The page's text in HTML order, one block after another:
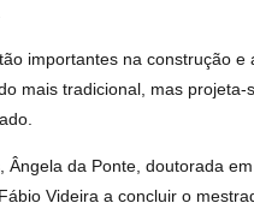
importantes na construção e
mais tradicional, mas projeta-
da Ponte, doutorada
Videira a concluir o